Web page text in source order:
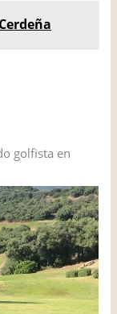
golfista en